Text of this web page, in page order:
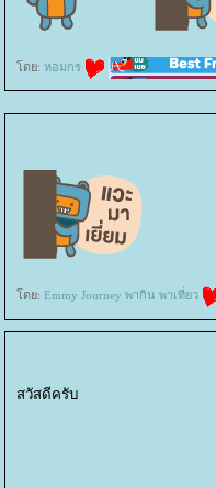
ดย: หอมกร
ดย: Emmy Journey พากิน พาเที่ยว
สวัสดีครับ